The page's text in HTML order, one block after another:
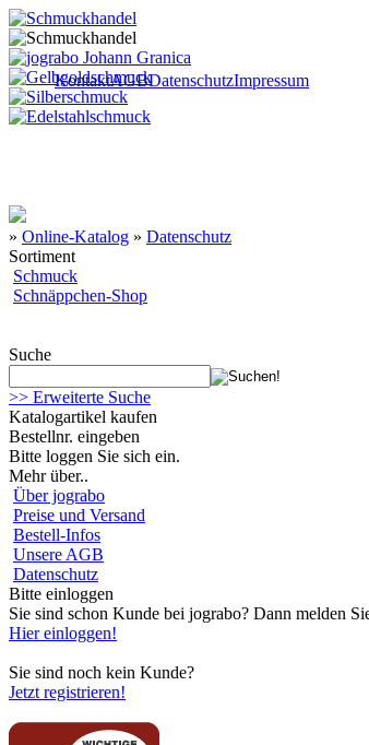
KontaktAGBDatenschutzImpressum
» Online-Katalog » Datenschutz
Sortiment
Schmuck
Schnäppchen-Shop
Suche
>> Erweiterte Suche
Katalogartikel kaufen
Bestellnr. eingeben
Bitte loggen Sie sich ein.
Mehr über..
Über jograbo
Preise und Versand
Bestell-Infos
Unsere AGB
Datenschutz
Bitte einloggen
Sie sind schon Kunde bei jograbo? Dann melden
Hier einloggen!
Sie sind noch kein Kunde?
Jetzt registrieren!